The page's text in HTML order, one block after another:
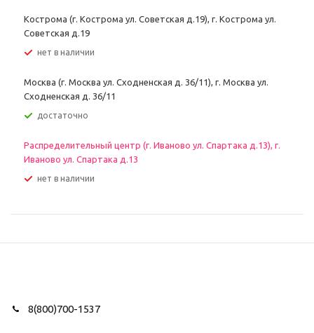
Кострома (г. Кострома ул. Советская д.19), г. Кострома ул.
Советская д.19
Нет в наличии
Москва (г. Москва ул. Сходненская д. 36/11), г. Москва ул.
Сходненская д. 36/11
Достаточно
Распределительный центр (г. Иваново ул. Спартака д.13), г.
Иваново ул. Спартака д.13
Нет в наличии
8(800)700-1537